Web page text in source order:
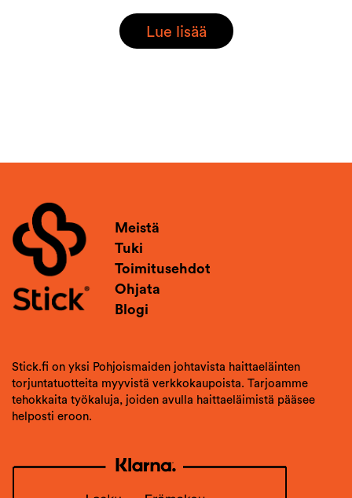
Lue lisää
Meistä
Tuki
Toimitusehdot
Ohjata
Blogi
Stick.fi on yksi Pohjoismaiden johtavista haittaeläinten
torjuntatuotteita myyvistä verkkokaupoista. Tarjoamme
tehokkaita työkaluja, joiden avulla haittaeläimistä pääsee
helposti eroon.